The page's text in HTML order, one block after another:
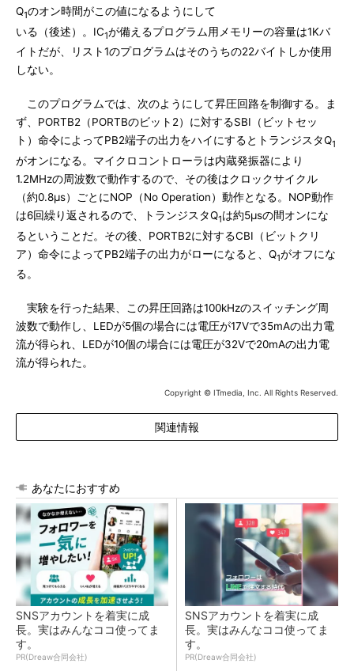
Q1のオン時間がこの値になるようにして
いる（後述）。IC1が備えるプログラム用メモリーの容量は1Kバ
イトだが、リスト1のプログラムはそのうちの22バイトしか使用
しない。
このプログラムでは、次のようにして昇圧回路を制御する。ま
ず、PORTB2（PORTBのビット2）に対するSBI（ビットセッ
ト）命令によってPB2端子の出力をハイにするとトランジスタQ1
がオンになる。マイクロコントローラは内蔵発振器により
1.2MHzの周波数で動作するので、その後はクロックサイクル
（約0.8μs）ごとにNOP（No Operation）動作となる。NOP動作
は6回繰り返されるので、トランジスタQ1は約5μsの間オンにな
るということだ。その後、PORTB2に対するCBI（ビットクリ
ア）命令によってPB2端子の出力がローになると、Q1がオフにな
る。
実験を行った結果、この昇圧回路は100kHzのスイッチング周
波数で動作し、LEDが5個の場合には電圧が17Vで35mAの出力電
流が得られ、LEDが10個の場合には電圧が32Vで20mAの出力電
流が得られた。
Copyright © ITmedia, Inc. All Rights Reserved.
関連情報
あなたにおすすめ
SNSアカウントを着実に成
長。実はみんなココ使ってま
す。
PR(Dreaw合同会社)
SNSアカウントを着実に成
長。実はみんなココ使ってま
す。
PR(Dreaw合同会社)